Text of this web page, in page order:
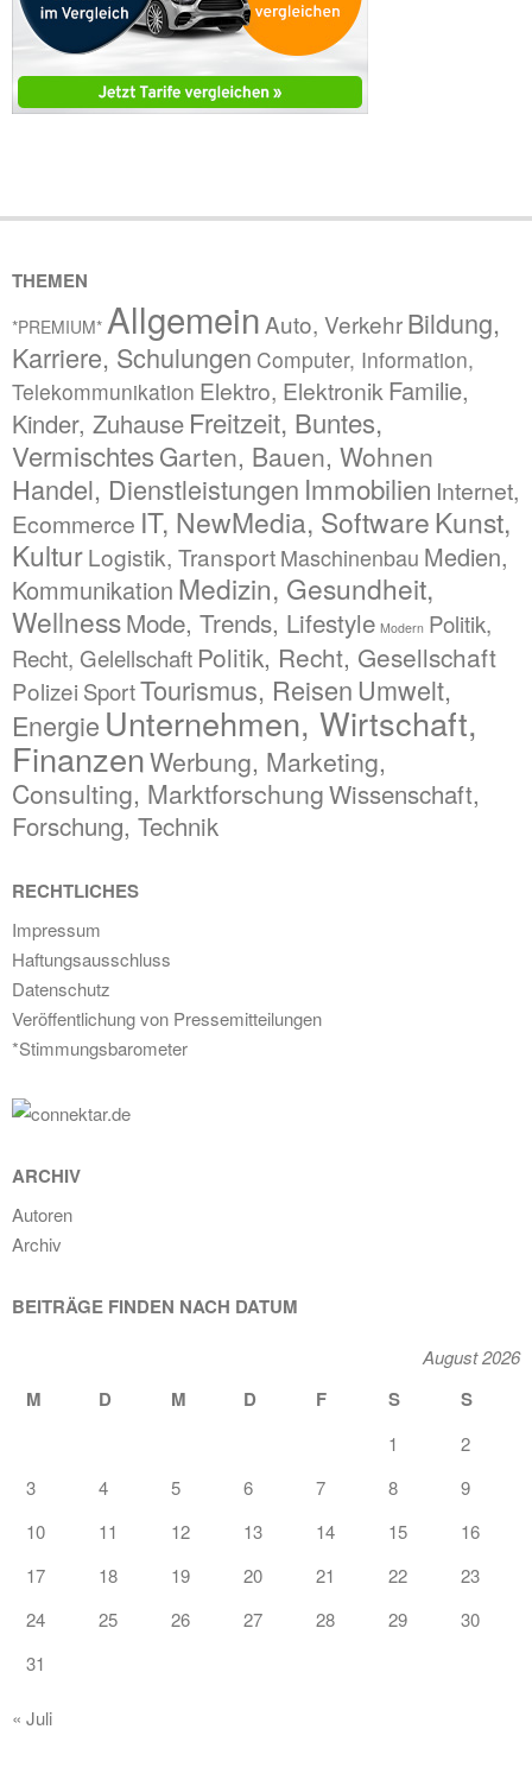
THEMEN
*PREMIUM* Allgemein Auto, VerkehrBildung,
Karriere, Schulungen Computer, Information,
Telekommunikation Elektro, Elektronik Familie,
Kinder, Zuhause Freitzeit, Buntes,
Vermischtes Garten, Bauen, Wohnen
Handel, Dienstleistungen Immobilien Internet,
Ecommerce IT, NewMedia, SoftwareKunst,
KulturLogistik, TransportMaschinenbau Medien,
Kommunikation Medizin, Gesundheit,
WellnessMode, Trends, Lifestyle Modern Politik,
Recht, Gelellschaft Politik, Recht, Gesellschaft
Polizei SportTourismus, Reisen Umwelt,
Energie Unternehmen, Wirtschaft,
FinanzenWerbung, Marketing,
Consulting, MarktforschungWissenschaft,
Forschung, Technik
RECHTLICHES
Impressum
Haftungsausschluss
Datenschutz
Veröffentlichung von Pressemitteilungen
*Stimmungsbarometer
ARCHIV
Autoren
Archiv
BEITRÄGE FINDEN NACH DATUM
August 2026
M D M D F S S
1
2
3
4 5 6 7 8
9
10
11 12 13 14 15
16
17
18 19 20 21 22
23
24
25 26 27 28 29
30
31
« Juli